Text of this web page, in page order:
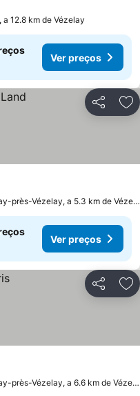
a 12.8 km de Vézelay
Ver preços
Partilhar
Fontenay-près-Vézelay, a 5.3 km de Vézelay
Ver preços
Partilhar
Fontenay-près-Vézelay, a 6.6 km de Vézelay